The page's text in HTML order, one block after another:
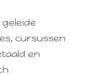
cursussen
en